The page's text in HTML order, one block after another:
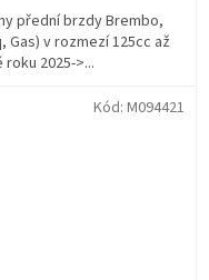
přední brzdy Brembo,
Gas) v rozmezí 125cc až
2025->...
Kód: M094421